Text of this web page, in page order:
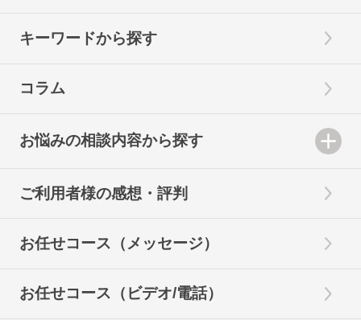
キーワードから探す
コラム
お悩みの相談内容から探す
ご利用者様の感想・評判
お任せコース（メッセージ）
お任せコース（ビデオ/電話）